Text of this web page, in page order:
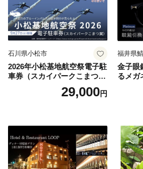
石川県小松市
2026年小松基地航空祭電子駐
車券（スカイパークこまつ
翼） 駐車場 シャトルバスの
りばすぐ 石川県 小松市
29,000円
福井県
金子眼
るメガ
当）